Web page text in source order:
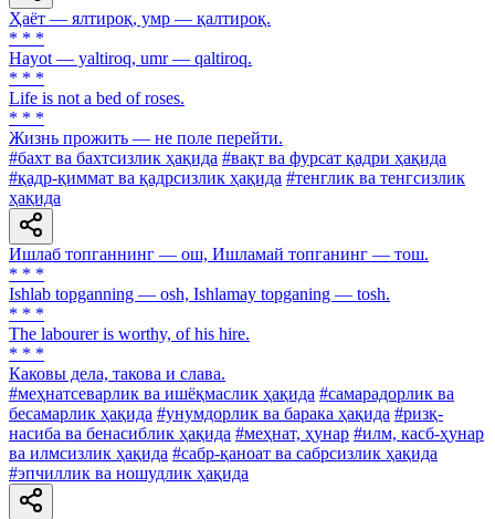
Ҳаёт — ялтироқ, умр — қалтироқ.
* * *
Hayot — yaltiroq, umr — qaltiroq.
* * *
Life is not a bed of roses.
* * *
Жизнь прожить — не поле перейти.
#бахт ва бахтсизлик ҳақида #вақт ва фурсат қадри ҳақида
#қадр-қиммат ва қадрсизлик ҳақида #тенглик ва тенгсизлик
ҳақида
Ишлаб топганнинг — ош, Ишламай топганинг — тош.
* * *
Ishlab topganning — osh, Ishlamay topganing — tosh.
* * *
The labourer is worthy, of his hire.
* * *
Каковы дела, такова и слава.
#меҳнатсеварлик ва ишёқмаслик ҳақида #самарадорлик ва
бесамарлик ҳақида #унумдорлик ва барака ҳақида #ризқ-
насиба ва бенасиблик ҳақида #меҳнат, ҳунар #илм, касб-ҳунар
ва илмсизлик ҳақида #сабр-қаноат ва сабрсизлик ҳақида
#эпчиллик ва ношудлик ҳақида